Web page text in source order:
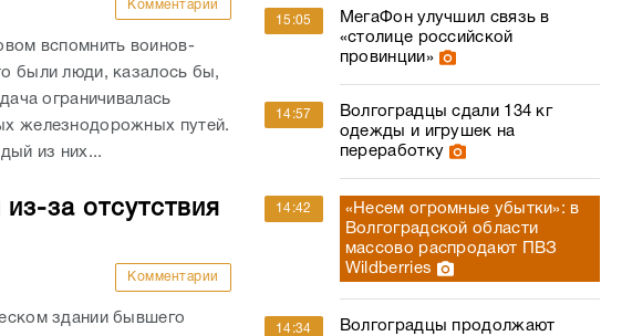
Комментарии
вспомнить воинов-
были люди, казалось бы,
ограничивалась
железнодорожных путей.
из них...
за отсутствия
Комментарии
здании бывшего
15:05
МегаФон улучшил связь в
«столице российской
провинции»
14:57
Волгоградцы сдали 134 кг
одежды и игрушек на
переработку
14:42
«Несем огромные убытки»: в
Волгоградской области
массово распродают ПВЗ
Wildberries
14:34
Волгоградцы продолжают